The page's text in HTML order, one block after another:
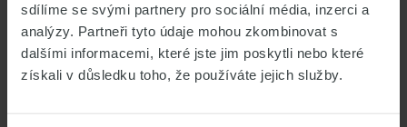
sdílíme se svými partnery pro sociální média, inzerci a
analýzy. Partneři tyto údaje mohou zkombinovat s
dalšími informacemi, které jste jim poskytli nebo které
získali v důsledku toho, že používáte jejich služby.
КАТЕГОРИИ
визы в Чехию
жизнь в Чехии